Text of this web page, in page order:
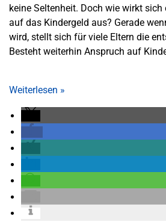
keine Seltenheit. Doch wie wirkt
auf das Kindergeld aus? Gerade
wird, stellt sich für viele Eltern die
Besteht weiterhin Anspruch auf
Weiterlesen »